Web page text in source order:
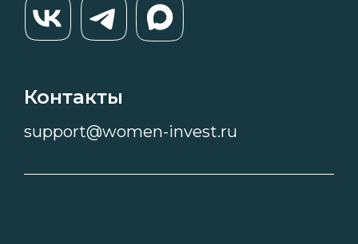
Контакты
support@women-invest.ru